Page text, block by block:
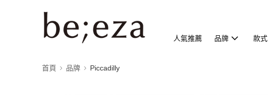
人氣推薦 品牌 款式
首頁 品牌 Piccadilly